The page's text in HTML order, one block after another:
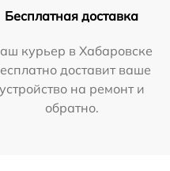
Бесплатная доставка
курьер в Хабаровске
доставит ваше
устройство на ремонт и
обратно.